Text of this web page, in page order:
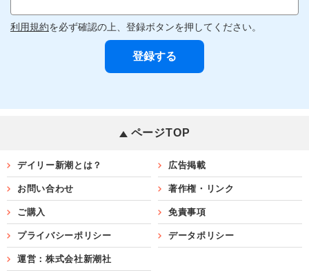
利用規約を必ず確認の上、登録ボタンを押してください。
ページTOP
デイリー新潮とは？ 広告掲載
お問い合わせ 著作権・リンク
ご購入 免責事項
プライバシーポリシー データポリシー
運営：株式会社新潮社